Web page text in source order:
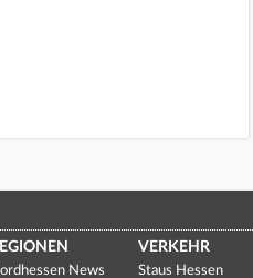
News
VERKEHR
Staus Hessen